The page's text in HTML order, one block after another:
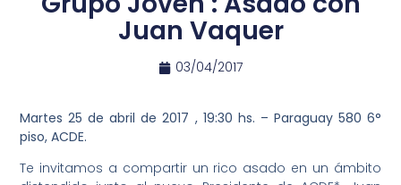
Juan Vaquer
03/04/2017
Martes 25 de abril de 2017 , 19:30 hs. – Paraguay 580 6°
piso, ACDE.
Te invitamos a compartir un rico asado en un ámbito